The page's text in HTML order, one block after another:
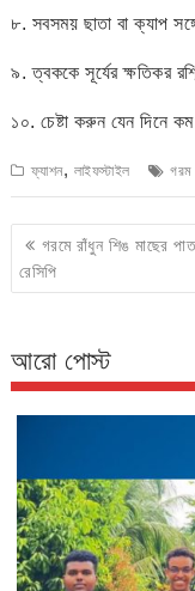
৮. সবসময় ছাতা বা ক্যাপ
৯. ত্বককে সূর্যের ক্ষতিকর
১০. চেষ্টা করুন যেন দিনে
ফ্যাশন, লাইফস্টাইল গরম
Post
navigation
গরমে রাঁধুন শিঙ মাছের
রেসিপি
আরো পোস্ট